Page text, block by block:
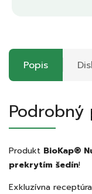
Popis
Podrobný
Produkt BioKap®
prekrytím šedín!
Exkluzívna